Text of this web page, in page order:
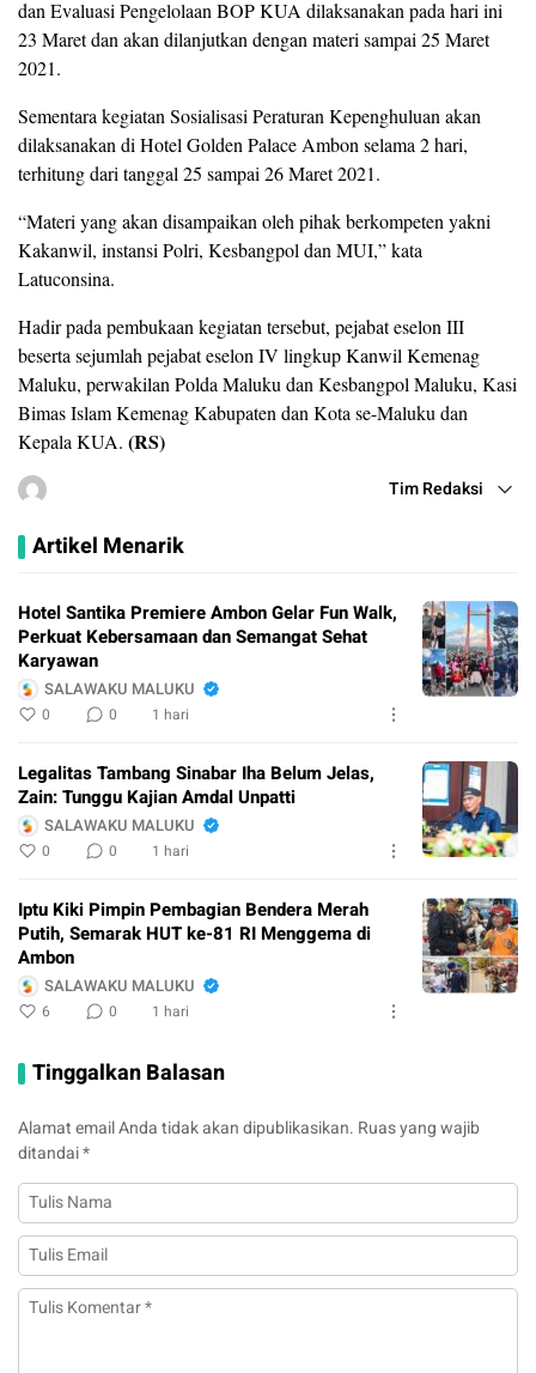
dan Evaluasi Pengelolaan BOP KUA dilaksanakan pada hari ini
23 Maret dan akan dilanjutkan dengan materi sampai 25 Maret
2021.
Sementara kegiatan Sosialisasi Peraturan Kepenghuluan akan
dilaksanakan di Hotel Golden Palace Ambon selama 2 hari,
terhitung dari tanggal 25 sampai 26 Maret 2021.
“Materi yang akan disampaikan oleh pihak berkompeten yakni
Kakanwil, instansi Polri, Kesbangpol dan MUI,” kata
Latuconsina.
Hadir pada pembukaan kegiatan tersebut, pejabat eselon III
beserta sejumlah pejabat eselon IV lingkup Kanwil Kemenag
Maluku, perwakilan Polda Maluku dan Kesbangpol Maluku, Kasi
Bimas Islam Kemenag Kabupaten dan Kota se-Maluku dan
Kepala KUA. (RS)
Tim Redaksi
Artikel Menarik
Hotel Santika Premiere Ambon Gelar Fun Walk,
Perkuat Kebersamaan dan Semangat Sehat
Karyawan
SALAWAKU MALUKU
0 0 1 hari
Legalitas Tambang Sinabar Iha Belum Jelas,
Zain: Tunggu Kajian Amdal Unpatti
SALAWAKU MALUKU
0 0 1 hari
Iptu Kiki Pimpin Pembagian Bendera Merah
Putih, Semarak HUT ke-81 RI Menggema di
Ambon
SALAWAKU MALUKU
6 0 1 hari
Tinggalkan Balasan
Alamat email Anda tidak akan dipublikasikan. Ruas yang wajib
ditandai*